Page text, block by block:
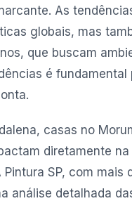
As
globais, mas
que buscam
é
casas no
diretamente
SP, com mais
análise detalhada